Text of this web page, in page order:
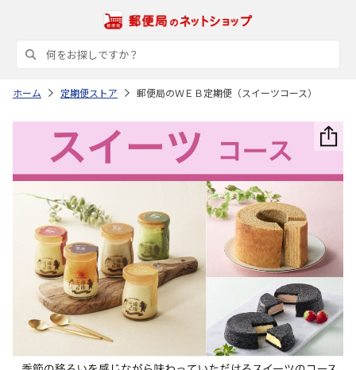
ホーム 定期便ストア 郵便局のＷＥＢ定期便（スイーツコース）